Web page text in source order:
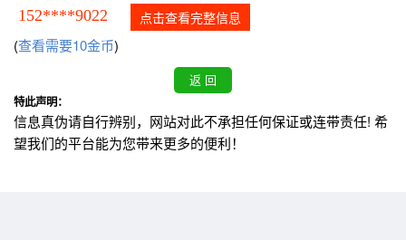
152****9022 点击查看完整信息
(查看需要10金币)
特此声明：
信息真伪请自行辨别，网站对此不承担任何保证或连带责任! 希
望我们的平台能为您带来更多的便利！